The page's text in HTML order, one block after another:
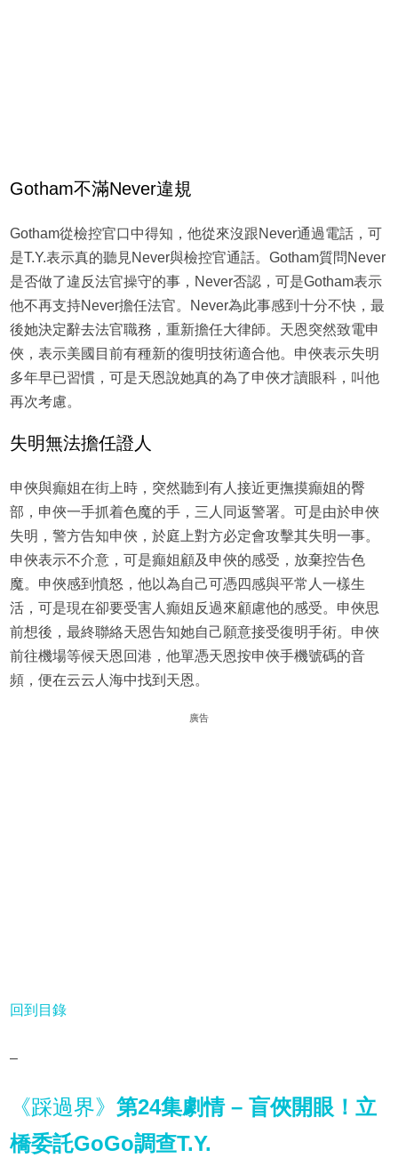
Gotham不滿Never違規
Gotham從檢控官口中得知，他從來沒跟Never通過電話，可
是T.Y.表示真的聽見Never與檢控官通話。Gotham質問Never
是否做了違反法官操守的事，Never否認，可是Gotham表示
他不再支持Never擔任法官。Never為此事感到十分不快，最
後她決定辭去法官職務，重新擔任大律師。天恩突然致電申
俠，表示美國目前有種新的復明技術適合他。申俠表示失明
多年早已習慣，可是天恩說她真的為了申俠才讀眼科，叫他
再次考慮。
失明無法擔任證人
申俠與癲姐在街上時，突然聽到有人接近更撫摸癲姐的臀
部，申俠一手抓着色魔的手，三人同返警署。可是由於申俠
失明，警方告知申俠，於庭上對方必定會攻擊其失明一事。
申俠表示不介意，可是癲姐顧及申俠的感受，放棄控告色
魔。申俠感到憤怒，他以為自己可憑四感與平常人一樣生
活，可是現在卻要受害人癲姐反過來顧慮他的感受。申俠思
前想後，最終聯絡天恩告知她自己願意接受復明手術。申俠
前往機場等候天恩回港，他單憑天恩按申俠手機號碼的音
頻，便在云云人海中找到天恩。
廣告
回到目錄
–
《踩過界》 第24集劇情 – 盲俠開眼！立
橋委託GoGo調查T.Y.